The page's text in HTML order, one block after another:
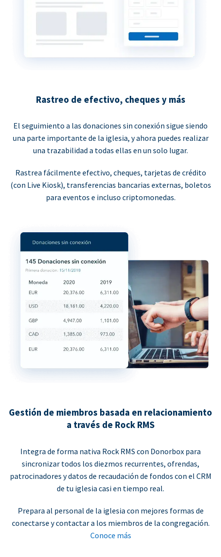
Rastreo de efectivo, cheques y más
El seguimiento a las donaciones sin conexión sigue siendo
una parte importante de la iglesia, y ahora puedes realizar
una trazabilidad a todas ellas en un solo lugar.
Rastrea fácilmente efectivo, cheques, tarjetas de crédito
(con Live Kiosk), transferencias bancarias externas, boletos
para eventos e incluso criptomonedas.
Gestión de miembros basada en relacionamiento
a través de Rock RMS
Integra de forma nativa Rock RMS con Donorbox para
sincronizar todos los diezmos recurrentes, ofrendas,
patrocinadores y datos de recaudación de fondos con el CRM
de tu iglesia casi en tiempo real.
Prepara al personal de la iglesia con mejores formas de
conectarse y contactar a los miembros de la congregación.
Conoce más